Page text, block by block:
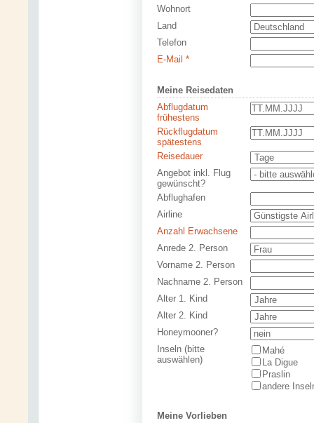
Wohnort
Land
Telefon
E-Mail *
Meine Reisedaten
Abflugdatum
frühestens
Rückflugdatum
spätestens
Reisedauer
Angebot inkl. Flug
gewünscht?
Abflughafen
Airline
Anzahl Erwachsene
Anrede 2. Person
Vorname 2. Person
Nachname 2. Person
Alter 1. Kind
Alter 2. Kind
Honeymooner?
Inseln (bitte
auswählen)
Mahé
La Digue
Praslin
andere
Meine Vorlieben